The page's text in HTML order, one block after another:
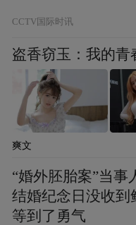
儿童诊疗中心负责
示：“今天筛查发
低，和户外活动不
希望通过这些数
CCTV国际时讯
盗香窃玉：我的青
爽文
“婚外胚胎案”当事
结婚纪念日没收到
等到了勇气